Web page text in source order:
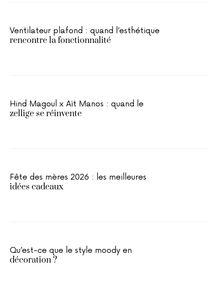
Ventilateur plafond : quand l’esthétique
rencontre la fonctionnalité
Hind Magoul x Aït Manos : quand le
zellige se réinvente
Fête des mères 2026 : les meilleures
idées cadeaux
Qu’est-ce que le style moody en
décoration ?